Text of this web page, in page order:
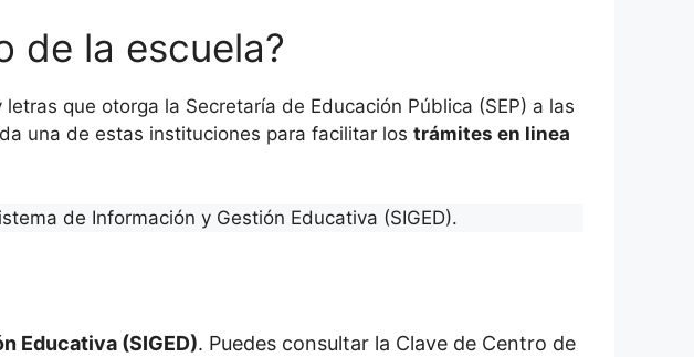
de la escuela?
que otorga la Secretaría de Educación Pública (SEP) a las
una de estas instituciones para facilitar los trámites en linea
de Información y Gestión Educativa (SIGED).
Educativa (SIGED). Puedes consultar la Clave de Centro de